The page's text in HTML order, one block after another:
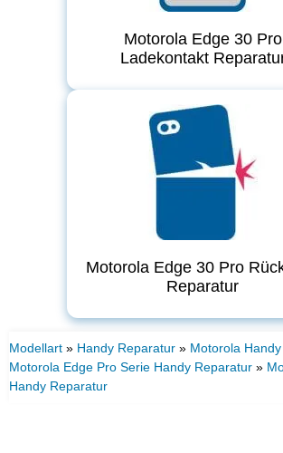
Motorola Edge 30 Pro
Ladekontakt
Motorola Edge 30 Pro
Reparatur
Modellart » Handy Reparatur » Motorola
Motorola Edge Pro Serie Handy Reparatur »
Handy Reparatur